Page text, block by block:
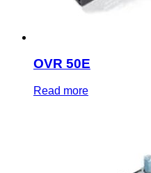
OVR 50E
Read more